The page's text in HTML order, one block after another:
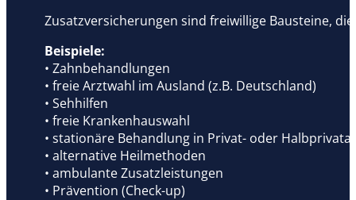
Zusatzversicherungen sind freiwillige Bausteine,
Beispiele:
• Zahnbehandlungen
• freie Arztwahl im Ausland (z.B. Deutschland)
• Sehhilfen
• freie Krankenhauswahl
• stationäre Behandlung in Privat- oder
• alternative Heilmethoden
• ambulante Zusatzleistungen
• Prävention (Check-up)